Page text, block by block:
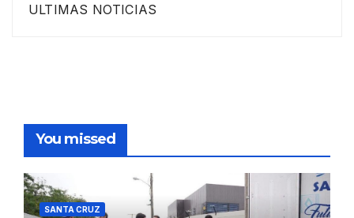
ULTIMAS NOTICIAS
You missed
SANTA CRUZ